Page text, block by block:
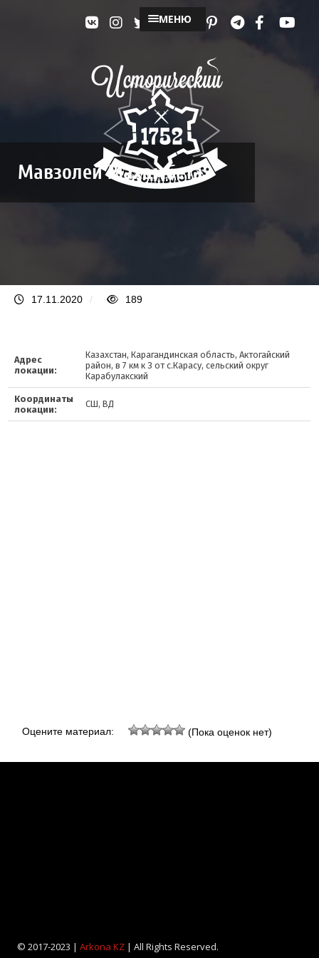
МЕНЮ
Мавзолей Махамбета
17.11.2020 / 189
Адрес
локации:
Казахстан, Карагандинская область, Актогайский
район, в 7 км к З от с.Карасу, сельский округ
Карабулакский
Координаты
локации:
СШ, ВД
Оцените материал: (Пока оценок нет)
© 2017-2023 | Arkona KZ| All Rights Reserved.